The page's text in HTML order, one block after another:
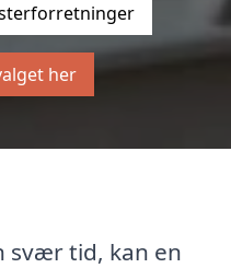
her
svær tid, kan en